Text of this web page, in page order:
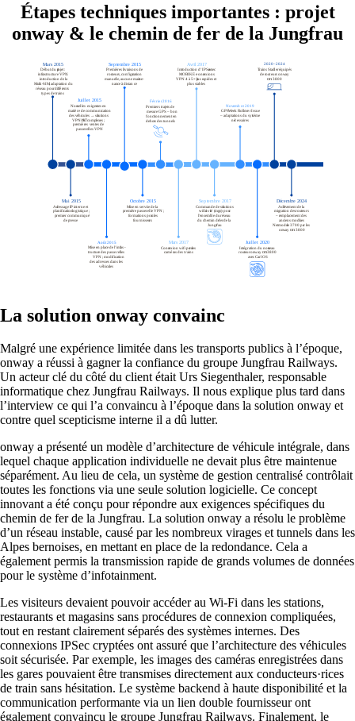
(NOC)
Des paquets de services modulaires et sur
mesure pour une gestion optimale de votre
infrastructure ICT.
Achat de produits Cisco
Achat de produits Ruckus
Plus achats de produits
Services
Produits
onway routers
Découvrez notre offre variée de routeurs.
CarlOS
CarlOS est notre système d'exploitation pour
routeurs, basé sur Linux.
Étapes techniques importantes : projet
onway & le chemin de fer de la Jungfrau
La solution onway convainc
Malgré une expérience limitée dans les transports publics à l’époque,
onway a réussi à gagner la confiance du groupe Jungfrau Railways.
Un acteur clé du côté du client était Urs Siegenthaler, responsable
informatique chez Jungfrau Railways. Il nous explique plus tard dans
l’interview ce qui l’a convaincu à l’époque dans la solution onway et
contre quel scepticisme interne il a dû lutter.
onway a présenté un modèle d’architecture de véhicule intégrale, dans
lequel chaque application individuelle ne devait plus être maintenue
séparément. Au lieu de cela, un système de gestion centralisé contrôlait
toutes les fonctions via une seule solution logicielle. Ce concept
innovant a été conçu pour répondre aux exigences spécifiques du
chemin de fer de la Jungfrau. La solution onway a résolu le problème
d’un réseau instable, causé par les nombreux virages et tunnels dans les
Alpes bernoises, en mettant en place de la redondance. Cela a
également permis la transmission rapide de grands volumes de données
pour le système d’infotainment.
Les visiteurs devaient pouvoir accéder au Wi-Fi dans les stations,
restaurants et magasins sans procédures de connexion compliquées,
tout en restant clairement séparés des systèmes internes. Des
connexions IPSec cryptées ont assuré que l’architecture des véhicules
soit sécurisée. Par exemple, les images des caméras enregistrées dans
les gares pouvaient être transmises directement aux conducteurs·rices
de train sans hésitation. Le système backend à haute disponibilité et la
communication performante via un lien double fournisseur ont
également convaincu le groupe Jungfrau Railways. Finalement, le